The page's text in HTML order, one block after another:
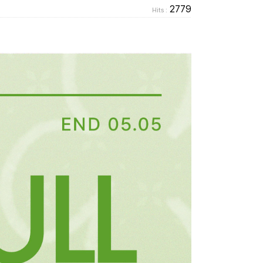
Hits : 2779